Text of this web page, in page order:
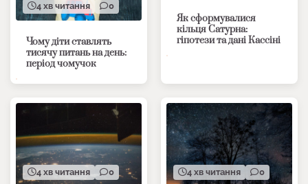
4 хв читання 0
Чому діти ставлять
тисячу питань на день:
період чомучок
Як сформувалися
кільця Сатурна:
гіпотези та дані Кассіні
4 хв читання 0 4 хв читання 0